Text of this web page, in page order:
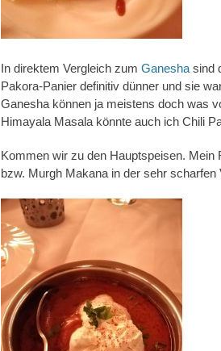
In direktem Vergleich zum Ganesha sind
Pakora-Panier definitiv dünner und sie
Ganesha können ja meistens doch was
Himayala Masala könnte auch ich Chili
Kommen wir zu den Hauptspeisen.
bzw. Murgh Makana in der sehr scharfen